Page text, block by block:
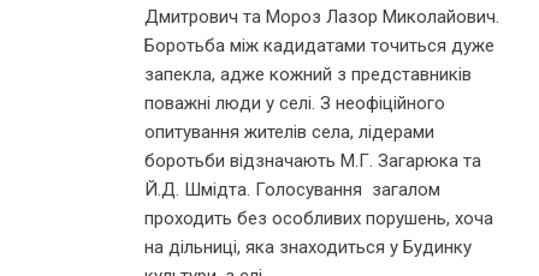
Дмитрович та Мороз Лазор Миколайович.
Боротьба між кадидатами точиться дуже
запекла, адже кожний з представників
поважні люди у селі. З неофіційного
опитування жителів села, лідерами
боротьби відзначають М.Г. Загарюка та
Й.Д. Шмідта. Голосування загалом
проходить без особливих порушень, хоча
на дільниці, яка знаходиться у Будинку